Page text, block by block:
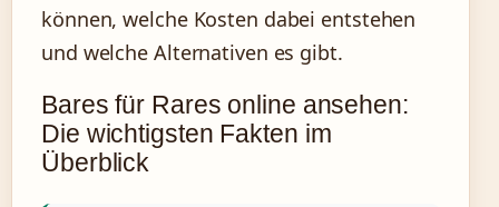
können, welche Kosten dabei entstehen
und welche Alternativen es gibt.
Bares für Rares online ansehen:
Die wichtigsten Fakten im
Überblick